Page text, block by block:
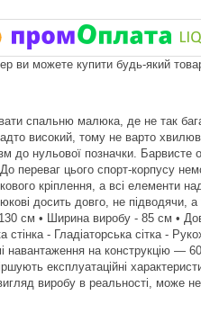
ви можете купити будь-який
спальню малюка, де не так
високий, тому не варто
до нульової позначки. Барвисте
переваг цього спорт-корпусу
кріплення, а всі елементи
досить довго, не підводячи, а
см • Ширина виробу - 85 см •
- Гладіаторська сітка -
навантаження на конструкцію —
експлуатаційні
виробу в реальності, може